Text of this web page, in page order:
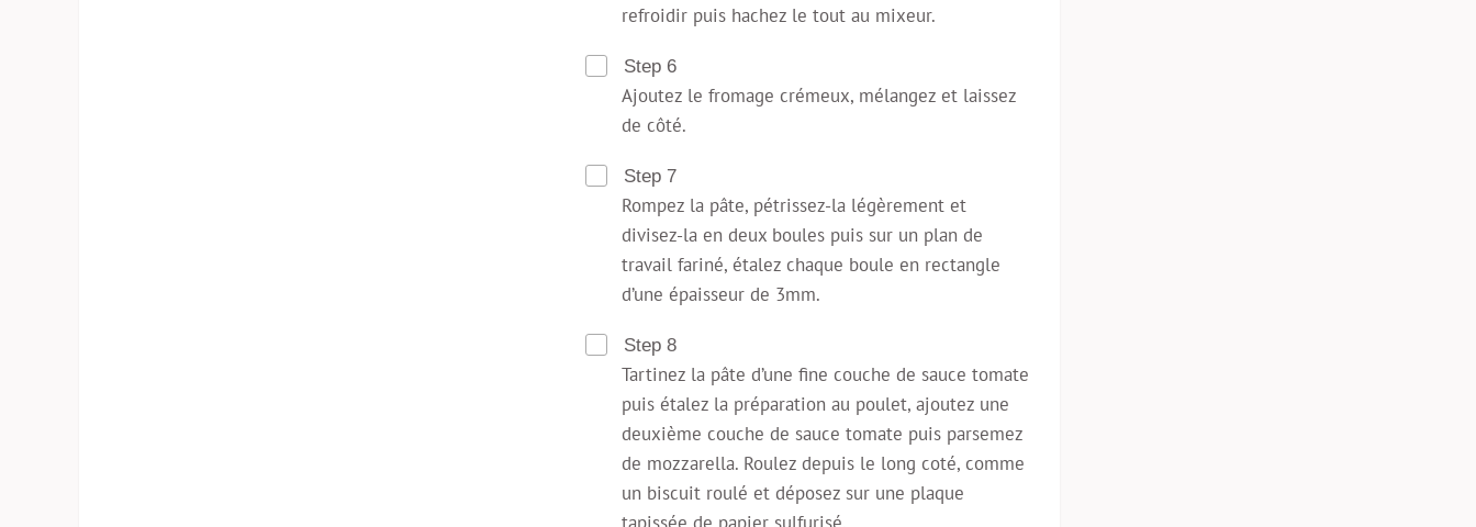
refroidir puis hachez le tout au mixeur.
Step 6
Ajoutez le fromage crémeux, mélangez et laissez
de côté.
Step 7
Rompez la pâte, pétrissez-la légèrement et
divisez-la en deux boules puis sur un plan de
travail fariné, étalez chaque boule en rectangle
d’une épaisseur de 3mm.
Step 8
Tartinez la pâte d’une fine couche de sauce tomate
puis étalez la préparation au poulet, ajoutez une
deuxième couche de sauce tomate puis parsemez
de mozzarella. Roulez depuis le long coté, comme
un biscuit roulé et déposez sur une plaque